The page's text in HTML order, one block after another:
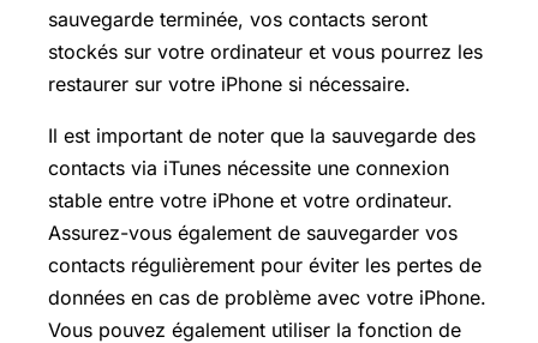
sauvegarde terminée, vos contacts seront
stockés sur votre ordinateur et vous pourrez les
restaurer sur votre iPhone si nécessaire.
Il est important de noter que la sauvegarde des
contacts via iTunes nécessite une connexion
stable entre votre iPhone et votre ordinateur.
Assurez-vous également de sauvegarder vos
contacts régulièrement pour éviter les pertes de
données en cas de problème avec votre iPhone.
Vous pouvez également utiliser la fonction de